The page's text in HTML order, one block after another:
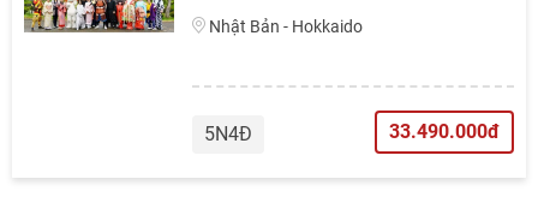
Nhật Bản - Hokkaido
5N4Đ 33.490.000đ